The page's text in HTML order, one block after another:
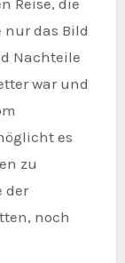
Reise, die
nur das Bild
Nachteile
war und
es
zu
der
noch